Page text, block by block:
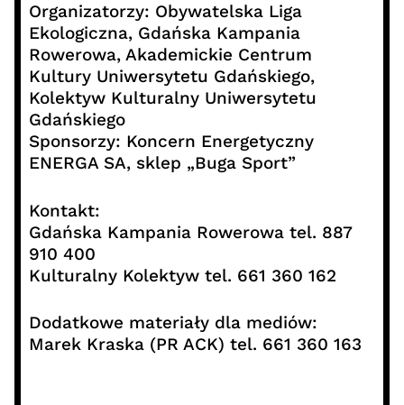
Organizatorzy: Obywatelska Liga
Ekologiczna, Gdańska Kampania
Rowerowa, Akademickie Centrum
Kultury Uniwersytetu Gdańskiego,
Kolektyw Kulturalny Uniwersytetu
Gdańskiego
Sponsorzy: Koncern Energetyczny
ENERGA SA, sklep „Buga Sport”
Kontakt:
Gdańska Kampania Rowerowa tel. 887
910 400
Kulturalny Kolektyw tel. 661 360 162
Dodatkowe materiały dla mediów:
Marek Kraska (PR ACK) tel. 661 360 163